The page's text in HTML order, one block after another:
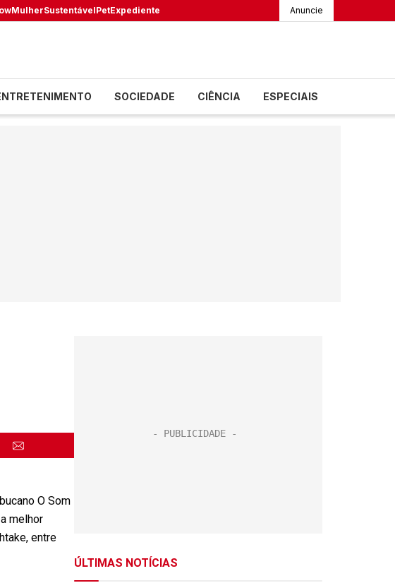
MulherSustentávelPetExpediente Anuncie
SOCIEDADE CIÊNCIA ESPECIAIS
O Som
melhor
entre